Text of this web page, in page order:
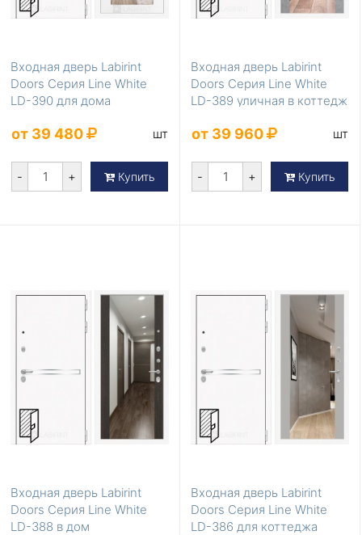
Входная дверь Labirint
Doors Серия Line White
LD-390 для дома
от 39 480 шт
- + Купить
Входная дверь Labirint
Doors Серия Line White
LD-389 уличная в коттедж
от 39 960 шт
- + Купить
Входная дверь Labirint
Doors Серия Line White
LD-388 в дом
Входная дверь Labirint
Doors Серия Line White
LD-386 для коттеджа